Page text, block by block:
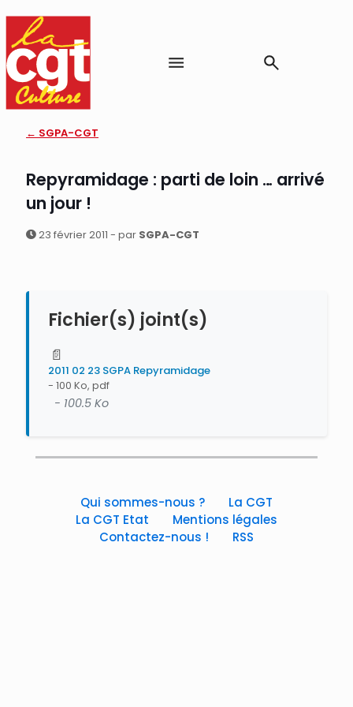
← SGPA-CGT
Repyramidage : parti de loin … arrivé
un jour !
23 février 2011 - par SGPA-CGT
Fichier(s) joint(s)
📄
2011 02 23 SGPA Repyramidage
- 100 Ko, pdf
- 100.5 Ko
Qui sommes-nous ?
La CGT
La CGT Etat
Mentions légales
Contactez-nous !
RSS